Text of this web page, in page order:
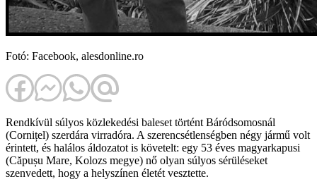
Fotó: Facebook, alesdonline.ro
Rendkívül súlyos közlekedési baleset történt Báródsomosnál
(Cornițel) szerdára virradóra. A szerencsétlenségben négy jármű volt
érintett, és halálos áldozatot is követelt: egy 53 éves magyarkapusi
(Căpușu Mare, Kolozs megye) nő olyan súlyos sérüléseket
szenvedett, hogy a helyszínen életét vesztette.